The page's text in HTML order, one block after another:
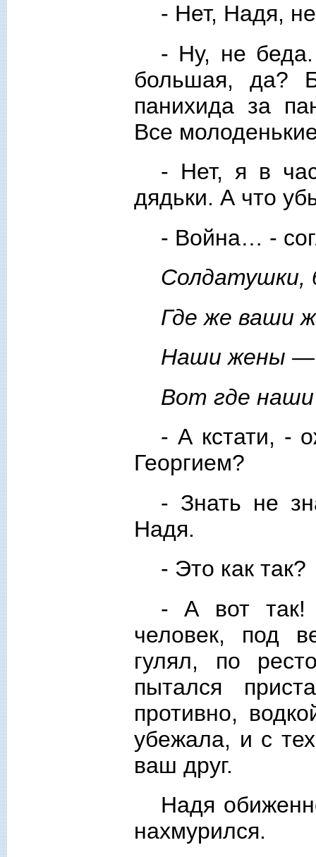
- Нет, Надя,
- Ну, не
большая, да?
панихида за
Все
- Нет, я в
дядьки. А что
- Война… -
Солдатушки,
Где же ваши
Наши жены —
Вот где
- А кстати, -
Георгием?
- Знать не
Надя.
- Это как так?
- А вот так!
человек, под
гулял, по
пытался
противно,
убежала, и с
ваш друг.
Надя
нахмурился.